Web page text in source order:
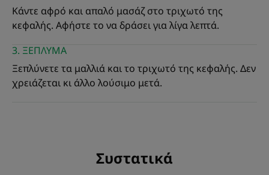
Κάντε αφρό και απαλό μασάζ στο τριχωτό της
κεφαλής. Αφήστε το να δράσει για λίγα λεπτά.
3. ΞΕΠΛΥΜΑ
Ξεπλύνετε τα μαλλιά και το τριχωτό της κεφαλής. Δεν
χρειάζεται κι άλλο λούσιμο μετά.
Συστατικά